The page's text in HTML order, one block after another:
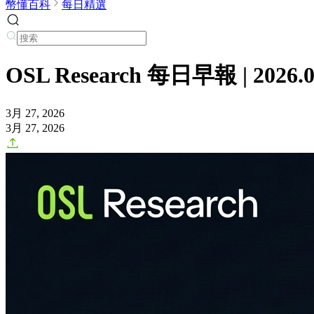
幣懂百科 每日精選
OSL Research 每日早報 |
3月 27, 2026
3月 27, 2026